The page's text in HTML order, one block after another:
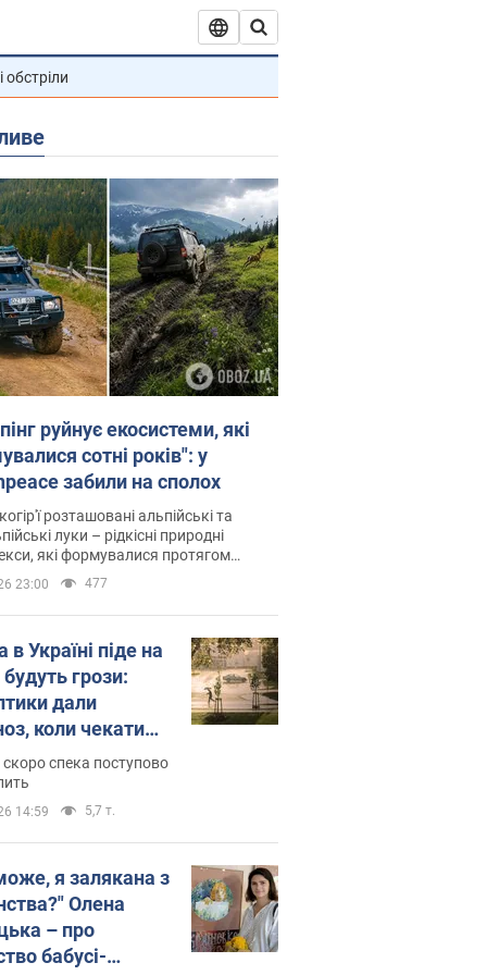
обстріли
руйнує екосистеми, які
сотні років": у
забили на сполох
розташовані альпійські та
луки – рідкісні природні
які формувалися протягом
23:00 477
в Україні піде на
грози:
дали
коли чекати
погоди
скоро спека поступово
14:59 5,7 т.
я залякана з
Олена
– про
бабусі-